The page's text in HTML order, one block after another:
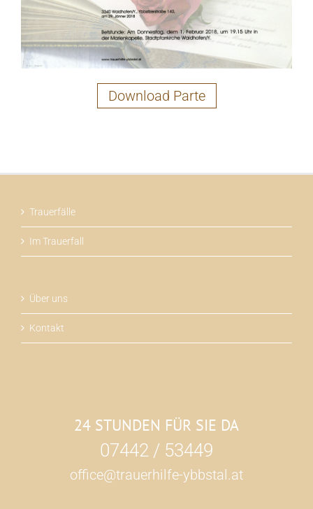
Download Parte
Trauerfälle
Im Trauerfall
Über uns
Kontakt
24 STUNDEN FÜR SIE DA
07442 / 53449
office@trauerhilfe-ybbstal.at